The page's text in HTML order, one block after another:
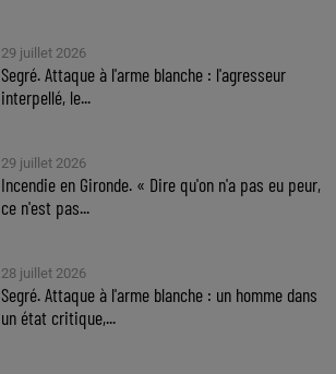
29 juillet 2026
Segré. Attaque à l'arme blanche : l'agresseur
interpellé, le...
29 juillet 2026
Incendie en Gironde. « Dire qu'on n'a pas eu peur,
ce n'est pas...
28 juillet 2026
Segré. Attaque à l'arme blanche : un homme dans
un état critique,...